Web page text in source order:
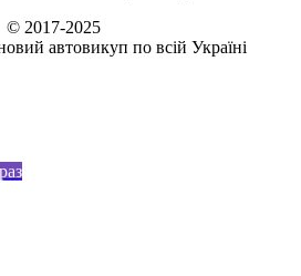
© 2017-2025
автовикуп по всій Україні